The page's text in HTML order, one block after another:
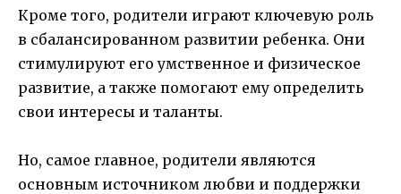
Кроме того, родители играют ключевую роль
в сбалансированном развитии ребенка. Они
стимулируют его умственное и физическое
развитие, а также помогают ему определить
свои интересы и таланты.
Но, самое главное, родители являются
основным источником любви и поддержки